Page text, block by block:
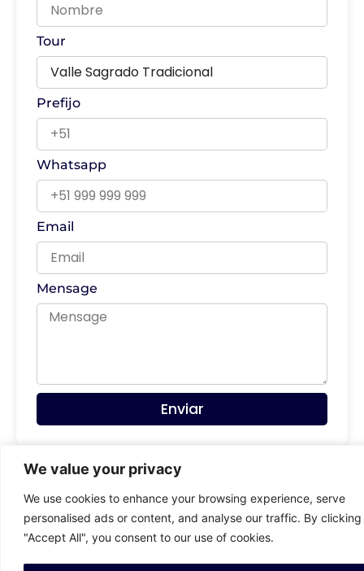
We value your privacy
We use cookies to enhance your browsing experience, serve
personalised ads or content, and analyse our traffic. By clicking
"Accept All", you consent to our use of cookies.
Tour
Prefijo
Whatsapp
Email
Mensage
Enviar